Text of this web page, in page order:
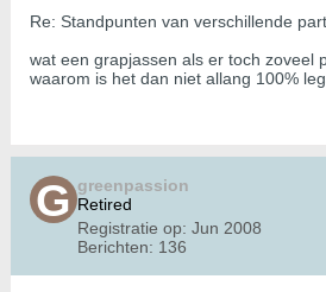
Re: Standpunten van verschillende
wat een grapjassen als er toch zoveel
waarom is het dan niet allang 100%
greenpassion
Retired
Registratie op: Jun 2008
Berichten: 136